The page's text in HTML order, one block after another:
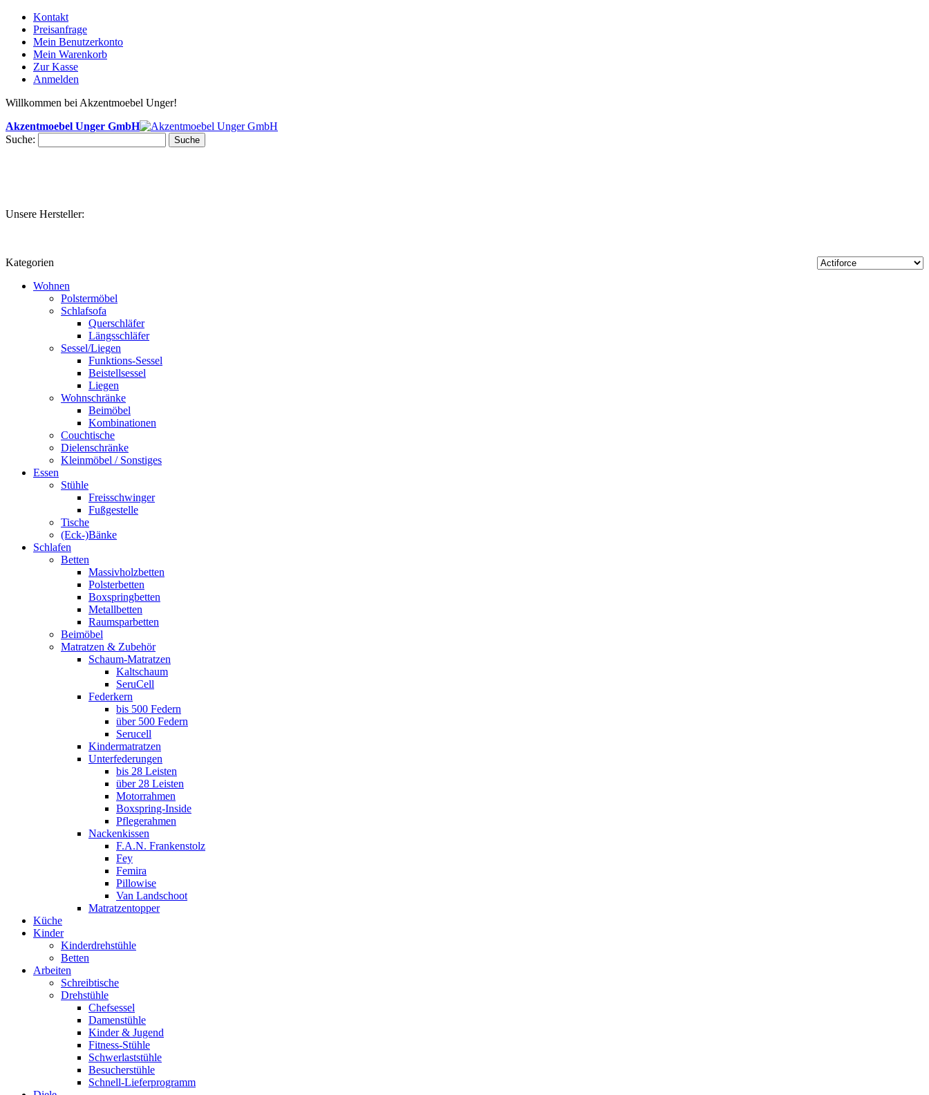
Kontakt
Preisanfrage
Mein Benutzerkonto
Mein Warenkorb
Zur Kasse
Anmelden
Willkommen bei Akzentmoebel Unger!
Akzentmoebel Unger GmbH
Suche:
Suche
Unsere Hersteller:
Kategorien
Wohnen
Polstermöbel
Schlafsofa
Querschläfer
Längsschläfer
Sessel/Liegen
Funktions-Sessel
Beistellsessel
Liegen
Wohnschränke
Beimöbel
Kombinationen
Couchtische
Dielenschränke
Kleinmöbel / Sonstiges
Essen
Stühle
Freisschwinger
Fußgestelle
Tische
(Eck-)Bänke
Schlafen
Betten
Massivholzbetten
Polsterbetten
Boxspringbetten
Metallbetten
Raumsparbetten
Beimöbel
Matratzen & Zubehör
Schaum-Matratzen
Kaltschaum
SeruCell
Federkern
bis 500 Federn
über 500 Federn
Serucell
Kindermatratzen
Unterfederungen
bis 28 Leisten
über 28 Leisten
Motorrahmen
Boxspring-Inside
Pflegerahmen
Nackenkissen
F.A.N. Frankenstolz
Fey
Femira
Pillowise
Van Landschoot
Matratzentopper
Küche
Kinder
Kinderdrehstühle
Betten
Arbeiten
Schreibtische
Drehstühle
Chefsessel
Damenstühle
Kinder & Jugend
Fitness-Stühle
Schwerlaststühle
Besucherstühle
Schnell-Lieferprogramm